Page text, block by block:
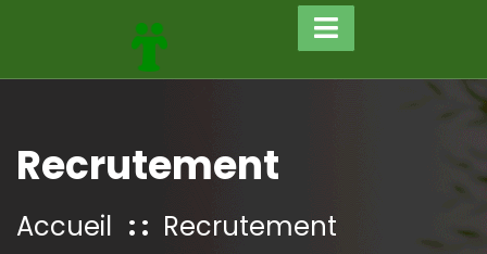
Recrutement
Accueil Recrutement